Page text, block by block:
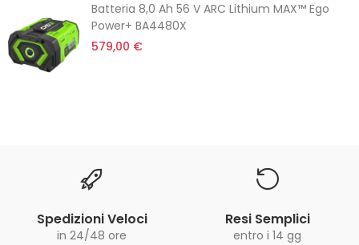
Batteria 8,0 Ah 56 V ARC Lithium MAX™ Ego
Power+ BA4480X
579,00 €
Spedizioni Veloci
in 24/48 ore
Resi Semplici
entro i 14 gg